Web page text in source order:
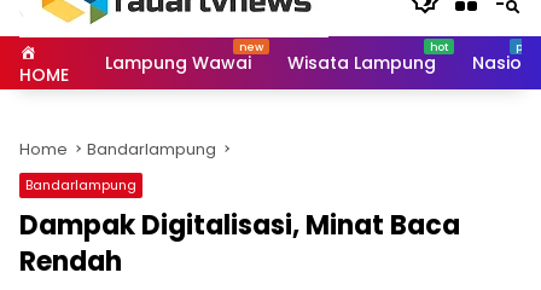
HOME Lampung Wawai Wisata Lampung
Home Bandarlampung
Bandarlampung
Dampak Digitalisasi, Minat Baca
Rendah